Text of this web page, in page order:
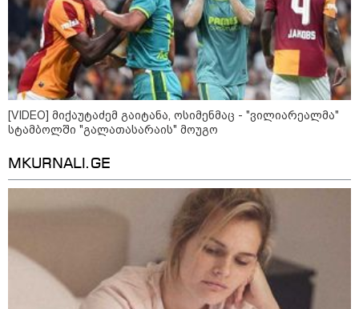
არშემდგარი ქორწინება 15 წლით უფროს
ქართველთან - ალინა კაბაევას
საიდუმლო ცხოვრება: როგორ
გამოიყურებოდა ის პლასტიკურ
ოპერაციებამდე
[VIDEO] მიქაუტაძემ გაიტანა, ოსიმენმაც - "ვილიარეალმა"
სტამბოლში "გალათასარაის" მოუგო
MKURNALI.GE